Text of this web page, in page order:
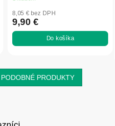
8,05 € bez DPH
9,90 €
Do košíka
PRODUKTY